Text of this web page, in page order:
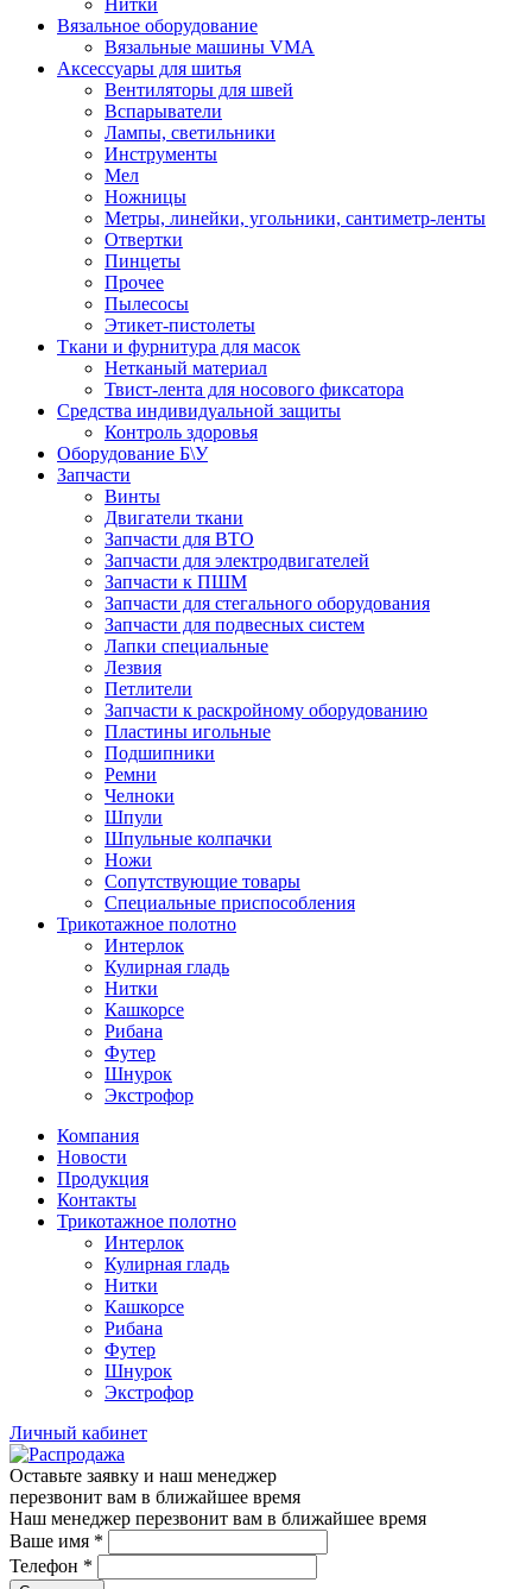
Вязальное оборудование
Вязальные машины VMA
Аксессуары для шитья
Вентиляторы для швей
Вспарыватели
Лампы, светильники
Инструменты
Мел
Ножницы
Метры, линейки, угольники, сантиметр-ленты
Отвертки
Пинцеты
Прочее
Пылесосы
Этикет-пистолеты
Ткани и фурнитура для масок
Нетканый материал
Твист-лента для носового фиксатора
Средства индивидуальной защиты
Контроль здоровья
Оборудование Б\У
Запчасти
Винты
Двигатели ткани
Запчасти для ВТО
Запчасти для электродвигателей
Запчасти к ПШМ
Запчасти для стегального оборудования
Запчасти для подвесных систем
Лапки специальные
Лезвия
Петлители
Запчасти к раскройному оборудованию
Пластины игольные
Подшипники
Ремни
Челноки
Шпули
Шпульные колпачки
Ножи
Сопутствующие товары
Специальные приспособления
Трикотажное полотно
Интерлок
Кулирная гладь
Нитки
Кашкорсе
Рибана
Футер
Шнурок
Экстрофор
Компания
Новости
Продукция
Контакты
Трикотажное полотно
Интерлок
Кулирная гладь
Нитки
Кашкорсе
Рибана
Футер
Шнурок
Экстрофор
Личный кабинет
Оставьте заявку и наш менеджер
перезвонит вам в ближайшее время
Наш менеджер перезвонит вам в ближайшее время
Ваше имя *
Телефон *